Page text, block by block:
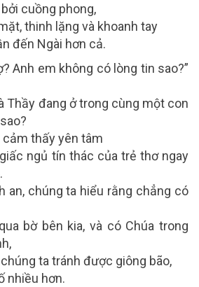
cuồng phong,
thinh lặng và khoanh tay
đến Ngài hơn cả.
Anh em không có lòng tin sao?”
Thầy đang ở trong cùng một con
cảm thấy yên tâm
ngủ tín thác của trẻ thơ ngay
an, chúng ta hiểu rằng chẳng có
bờ bên kia, và có Chúa trong
ta tránh được giông bão,
nhiều hơn.